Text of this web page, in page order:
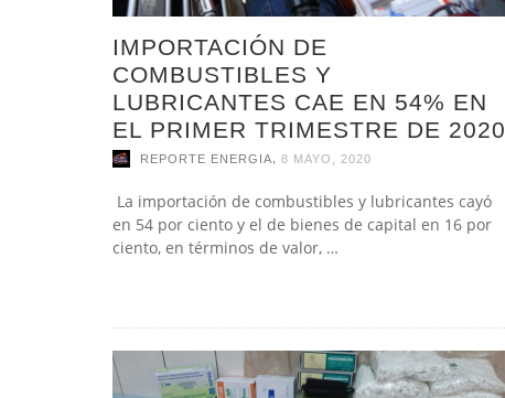
IMPORTACIÓN DE
COMBUSTIBLES Y
LUBRICANTES CAE EN 54% EN
EL PRIMER TRIMESTRE DE 2020
REPORTE ENERGIA 8 MAYO, 2020
La importación de combustibles y lubricantes cayó
en 54 por ciento y el de bienes de capital en 16 por
ciento, en términos de valor, …